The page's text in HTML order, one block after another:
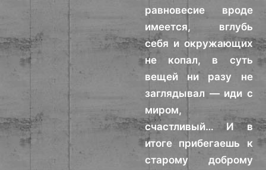
равновесие вроде
имеется, вглубь
себя и окружающих
не копал, в суть
вещей ни разу не
заглядывал — иди с
миром,
счастливый… И в
итоге прибегаешь к
старому доброму